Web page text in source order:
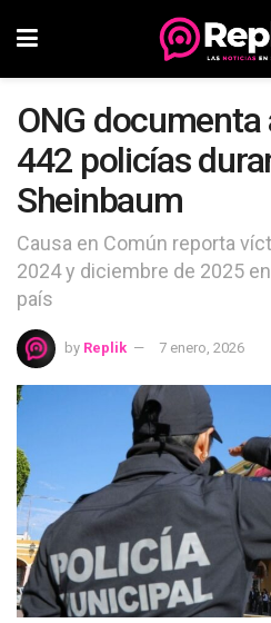
ONG
442 policías
Sheinbaum
Causa en Común reporta
2024 y diciembre de 2025
país
by Replik 7 enero, 2026